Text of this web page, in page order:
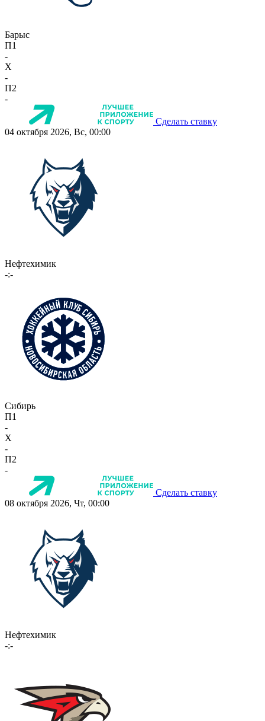
Барыс
П1
-
X
-
П2
-
Сделать ставку
04 октября 2026, Вс, 00:00
Нефтехимик
-:-
Сибирь
П1
-
X
-
П2
-
Сделать ставку
08 октября 2026, Чт, 00:00
Нефтехимик
-:-